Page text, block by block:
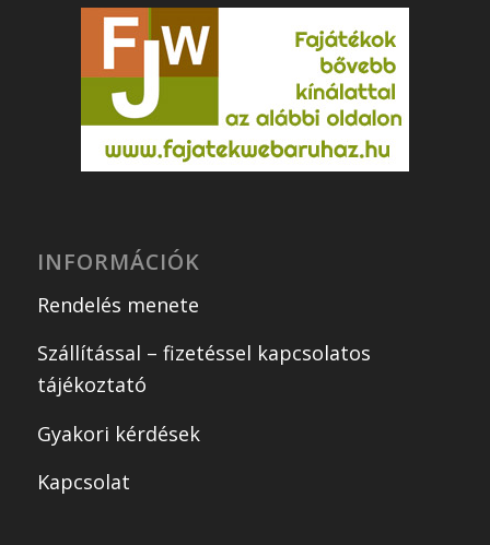
INFORMÁCIÓK
Rendelés menete
Szállítással – fizetéssel kapcsolatos
tájékoztató
Gyakori kérdések
Kapcsolat